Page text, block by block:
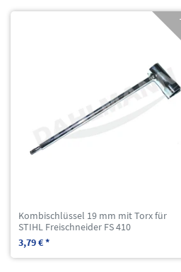
Kombischlüssel 19 mm mit Torx für
STIHL Freischneider FS 410
3,79 € *